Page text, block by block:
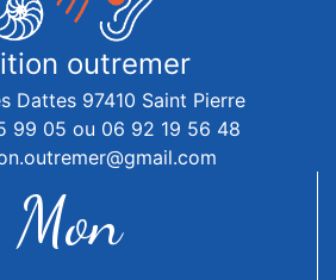
outremer
Dattes 97410 Saint Pierre
99 05 ou 06 92 19 56 48
Mon